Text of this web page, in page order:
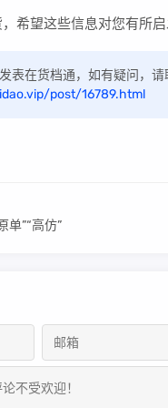
希望这些信息对您有所
在货档通，如有疑问，请
post/16789.html
单”“高仿”